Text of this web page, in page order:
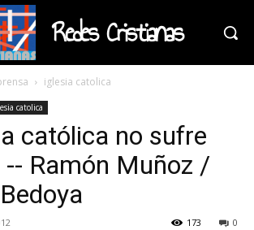
Redes Cristianas
iglesia catolica
catolica
católica no sufre
Ramón Muñoz /
0
173